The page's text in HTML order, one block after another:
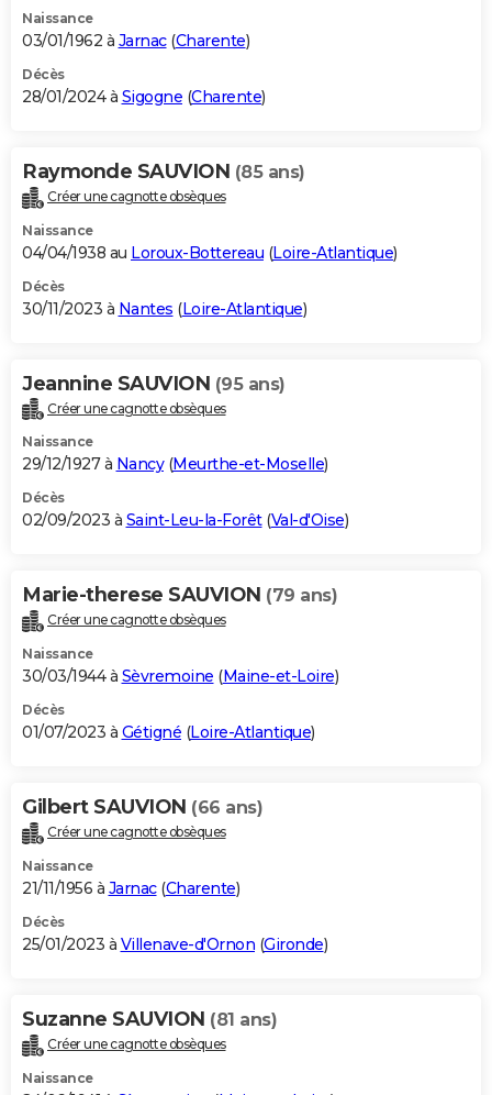
Naissance
03/01/1962 à Jarnac(Charente)
Décès
28/01/2024 à Sigogne (Charente)
Raymonde SAUVION (85 ans)
Créer une cagnotte obsèques
Naissance
04/04/1938 au Loroux-Bottereau (Loire-Atlantique)
Décès
30/11/2023 à Nantes (Loire-Atlantique)
Jeannine SAUVION (95 ans)
Créer une cagnotte obsèques
Naissance
29/12/1927 à Nancy(Meurthe-et-Moselle)
Décès
02/09/2023 à Saint-Leu-la-Forêt(Val-d'Oise)
Marie-therese SAUVION (79 ans)
Créer une cagnotte obsèques
Naissance
30/03/1944 à Sèvremoine (Maine-et-Loire)
Décès
01/07/2023 à Gétigné (Loire-Atlantique)
Gilbert SAUVION (66 ans)
Créer une cagnotte obsèques
Naissance
21/11/1956 à Jarnac(Charente)
Décès
25/01/2023 à Villenave-d'Ornon (Gironde)
Suzanne SAUVION (81 ans)
Créer une cagnotte obsèques
Naissance